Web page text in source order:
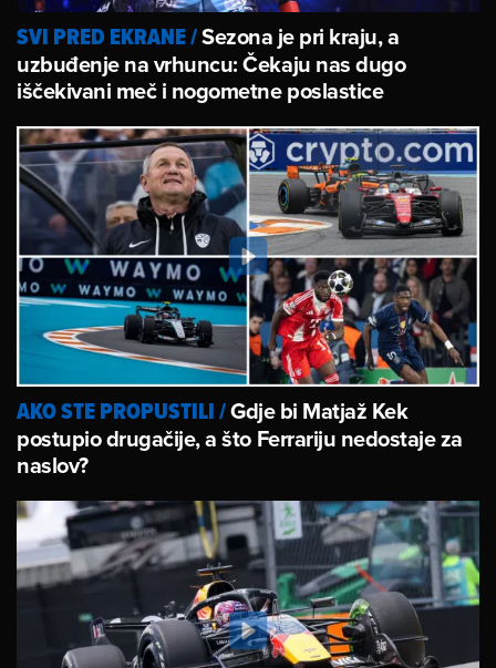
SVI PRED EKRANE/Sezona je pri kraju, a
uzbuđenje na vrhuncu: Čekaju nas dugo
iščekivani meč i nogometne poslastice
AKO STE PROPUSTILI/Gdje bi Matjaž Kek
postupio drugačije, a što Ferrariju nedostaje za
naslov?